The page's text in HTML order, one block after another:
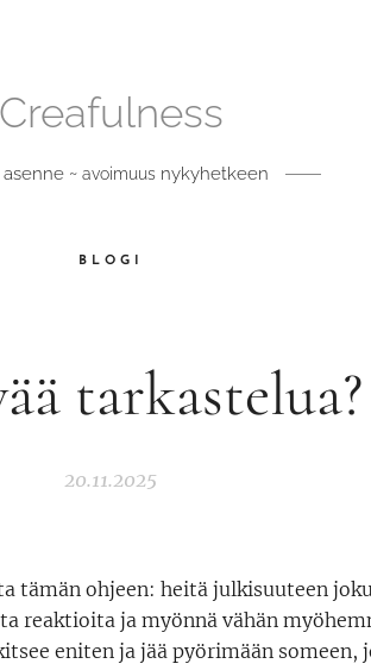
Creafulness
~ avoimuusnykyhetkeen
BLOGI
tarkastelua?
20.11.2025
tämän ohjeen: heitä julkisuuteen
reaktioita ja myönnä vähän
eniten ja jää pyörimään someen,